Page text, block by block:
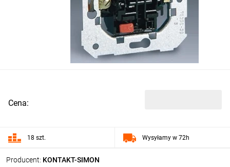
Producent: KONTAKT-SIMON
Cena:
18 szt. Wysyłamy w 72h